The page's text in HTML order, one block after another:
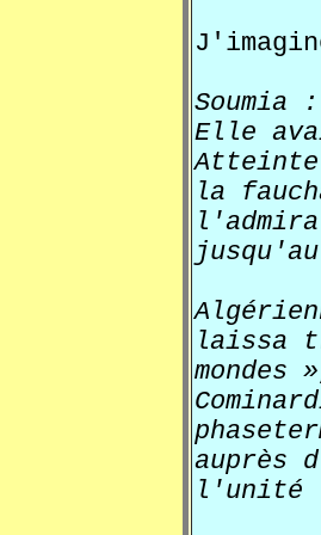
Soumia
Elle
Atteinte
la
laissa
mondes
auprès
l'unité